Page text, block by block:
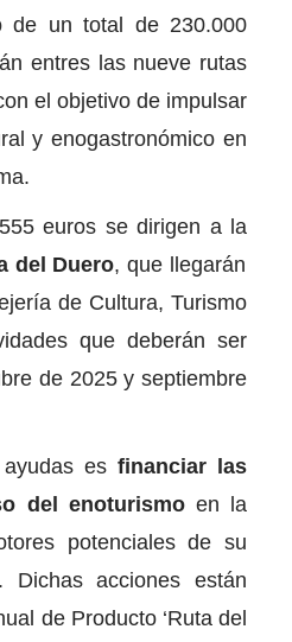
de un total de 230.000
entres las nueve rutas
el objetivo de impulsar
y enogastronómico en
euros se dirigen a la
del Duero, que llegarán
de Cultura, Turismo
que deberán ser
de 2025 y septiembre
ayudas esfinanciar las
del enoturismoen la
potenciales de su
Dichas acciones están
de Producto ‘Ruta del